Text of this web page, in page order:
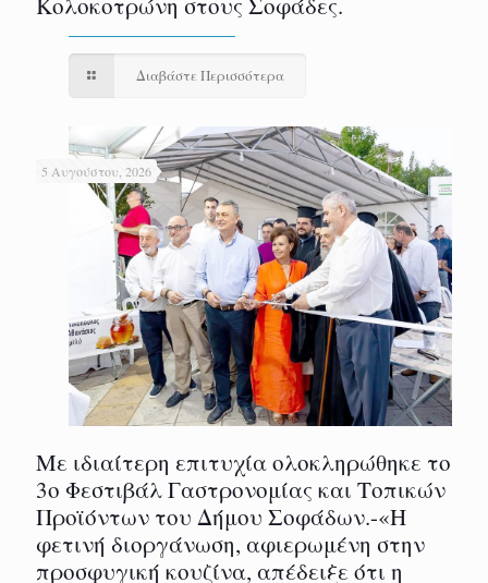
Διαβάστε Περισσότερα
5 Αυγούστου, 2026
Με ιδιαίτερη επιτυχία ολοκληρώθηκε το
3ο Φεστιβάλ Γαστρονομίας και Τοπικών
Προϊόντων του Δήμου Σοφάδων.-«Η
φετινή διοργάνωση, αφιερωμένη στην
προσφυγική κουζίνα, απέδειξε ότι η